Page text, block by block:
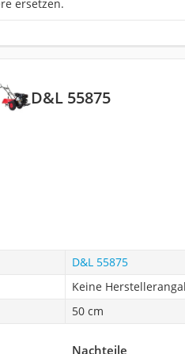
ersetzen.
D&L 55875
D&L 55875
Keine
50 cm
Nachteile